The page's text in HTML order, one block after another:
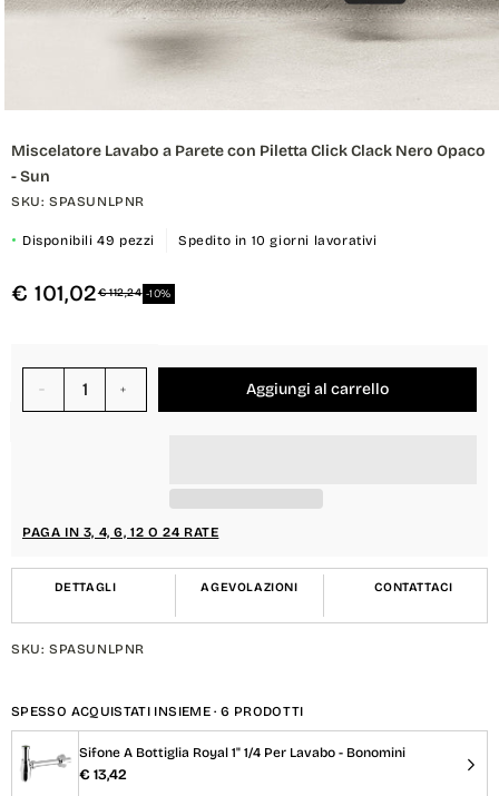
multimediali
finestra
Miscelatore Lavabo a Parete con Piletta Click Clack Nero Opaco
- Sun
SKU: SPASUNLPNR
Disponibili 49 pezzi Spedito in 10 giorni lavorativi
-10%
€ 101,02€ 112,24
Diminuisci
product
Aggiungi al carrello
PAGA IN 3, 4, 6, 12 O 24 RATE
DETTAGLI AGEVOLAZIONI CONTATTACI
SKU: SPASUNLPNR
SPESSO ACQUISTATI INSIEME · 6 PRODOTTI
Sifone A Bottiglia Royal 1" 1/4 Per Lavabo - Bonomini
€ 13,42